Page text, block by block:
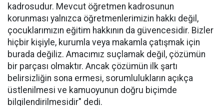
kadrosudur. Mevcut öğretmen kadrosunun
korunması yalnızca öğretmenlerimizin hakkı değil,
çocuklarımızın eğitim hakkının da güvencesidir. Bizler
hiçbir kişiyle, kurumla veya makamla çatışmak için
burada değiliz. Amacımız suçlamak değil, çözümün
bir parçası olmaktır. Ancak çözümün ilk şartı
belirsizliğin sona ermesi, sorumlulukların açıkça
üstlenilmesi ve kamuoyunun doğru biçimde
bilgilendirilmesidir" dedi.